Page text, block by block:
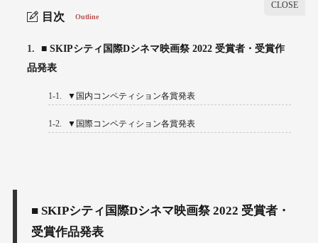
目次 Outline
1.
■ SKIPシティ国際Dシネマ映画祭 2022 受賞者・受賞作
品発表
1-1. ▼国内コンペティション各賞発表
1-2. ▼国際コンペティション各賞発表
■ SKIPシティ国際Dシネマ映画祭 2022 受賞者・
受賞作品発表